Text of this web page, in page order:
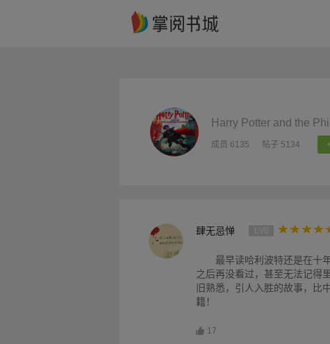
Harry Potter and the
成员 6135 帖子 5134
肆无忌惮
最早读哈利波特还是在十
之后再没看过，甚至无法记得
旧熟悉，引人入胜的故事，比
籍！
17